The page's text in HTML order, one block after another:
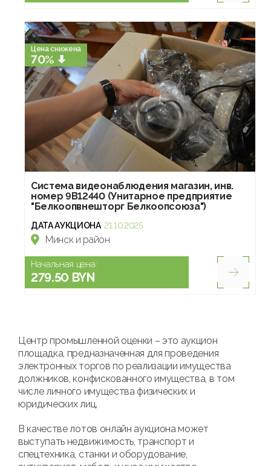
Цена снижена
70%
Система видеонаблюдения магазин, инв.
номер 9В12440 (Унитарное предприятие
"Белкоопвнешторг Белкоопсоюза")
ДАТА АУКЦИОНА 21.10.2025
Минск и район
Начальная цена:
279.50 BYN
Центр промышленной оценки – это аукцион
площадка, предназначенная для проведения
электронных торгов по реализации имущества
должников, конфискованного имущества, в том
числе личного имущества физических и
юридических лиц.
В качестве лотов онлайн аукциона может
выступать недвижимость, транспорт и
спецтехника, станки и оборудование,